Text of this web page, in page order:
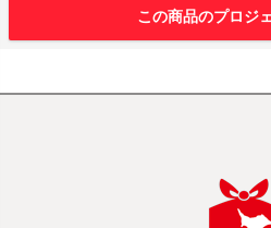
この商品のプロジ